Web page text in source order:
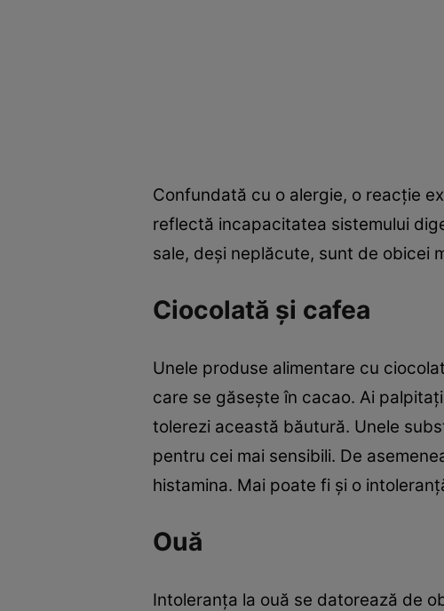
Confundată cu o alergie, o reacție
reflectă incapacitatea sistemului
sale, deși neplăcute, sunt de obicei
Ciocolată şi cafea
Unele produse alimentare cu
care se găsește în cacao. Ai
tolerezi această băutură. Unele
pentru cei mai sensibili. De
histamina. Mai poate fi şi o
Ouă
Intoleranța la ouă se datorează de